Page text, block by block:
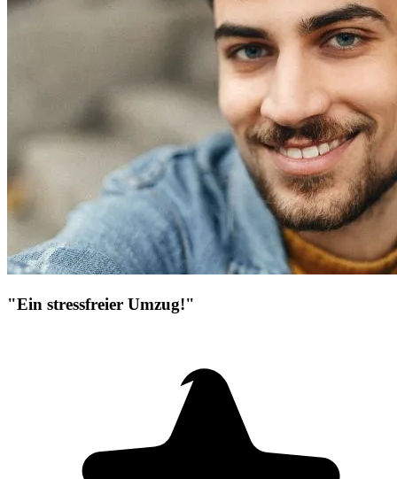
"Ein stressfreier Umzug!"